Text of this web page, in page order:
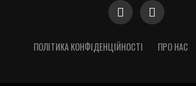
ПОЛІТИКА КОНФІДЕНЦІЙНОСТІ ПРО НАС